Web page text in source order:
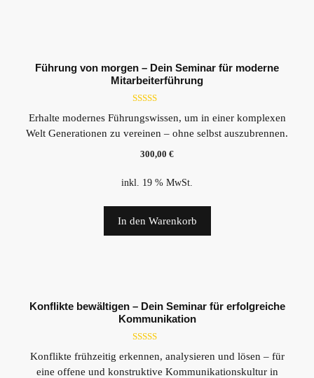
Führung von morgen – Dein Seminar für moderne
Mitarbeiterführung
von 5
Erhalte modernes Führungswissen, um in einer komplexen
Welt Generationen zu vereinen – ohne selbst auszubrennen.
300,00 €
inkl. 19 % MwSt.
In den Warenkorb
Konflikte bewältigen – Dein Seminar für erfolgreiche
Kommunikation
von 5
Konflikte frühzeitig erkennen, analysieren und lösen – für
eine offene und konstruktive Kommunikationskultur in